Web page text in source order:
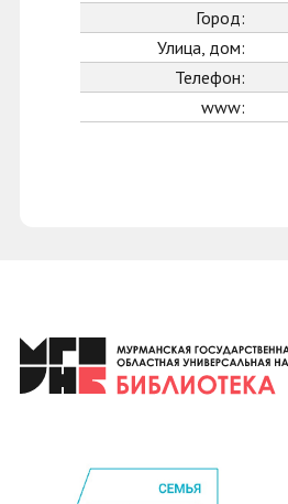
Город:
Улица, дом:
Телефон:
www: